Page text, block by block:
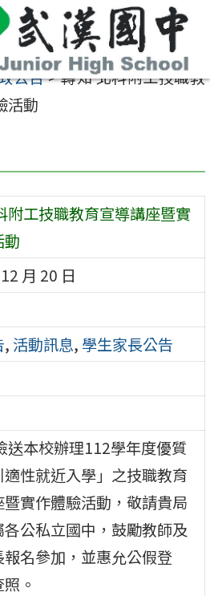
公告>轉知 北科附工技職教
活動
附工技職教育宣導講座暨實
動
月 20 日
, 活動訊息, 學生家長公告
送本校辦理112學年度優質
性就近入學」之技職教育
暨實作體驗活動，敬請貴局
公私立國中，鼓勵教師及
報名參加，並惠允公假登
。